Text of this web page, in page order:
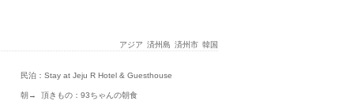
アジア 済州島 済州市 韓国
民泊：Stay at Jeju R Hotel & Guesthouse
朝→ 頂きもの：93ちゃんの朝食